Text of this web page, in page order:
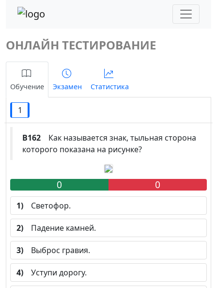
ОНЛАЙН ТЕСТИРОВАНИЕ
Обучение Экзамен Статистика
1
B162 Как называется знак, тыльная сторона
которого показана на рисунке?
0 0
1) Светофор.
2) Падение камней.
3) Выброс гравия.
4) Уступи дорогу.